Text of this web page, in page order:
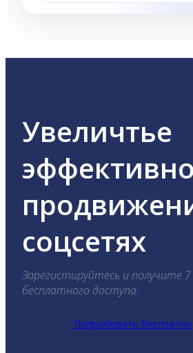
Увеличтье
соцсетях
Зарегистируйтесь и получите
бесплатного доступа.
Попробовать бесплатно